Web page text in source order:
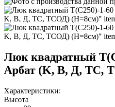
K, В, Д, ТС, ТСОД) (H=8cм)"
K, В, Д, ТС, ТСОД) (H=8cм)"
Люк квадратный
Арбат (K, В, Д, ТС,
Характеристики:
Высота